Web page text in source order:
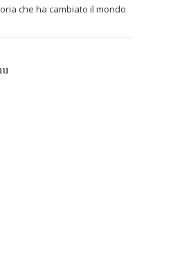
che ha cambiato il mondo